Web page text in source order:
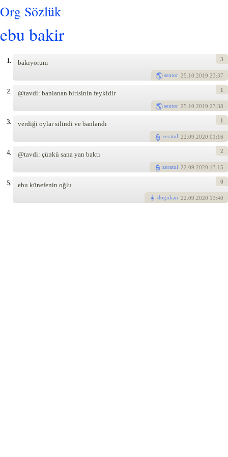
Org Sözlük
ebu bakir
1. bakıyorum
sentor 25.10.2019 23:37
3
2. @tavdi: banlanan birisinin feykidir
sentor 25.10.2019 23:38
1
3. verdiği oylar silindi ve banlandı
zeratul 22.09.2020 01:16
1
4. @tavdi: çünkü sana yan baktı
zeratul 22.09.2020 13:15
2
5. ebu künefenin oğlu
dogukan 22.09.2020 13:40
0